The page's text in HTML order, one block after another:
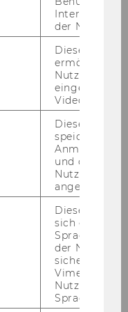
eine
4 Jah­ren vor­
als Er­satz­
sind, kön­nen
4 Jahre feh­len­
dass die Wie­der­
be­reits eine Stel­
wis­sen­
hat­ten, aus recht­
Sozial-​ und Wirt­
der
der Nutzer*in
Dieses Cookie
ermöglicht
Nutzung des
Video Players
Dieses Cookie
speichert
und ob sich
Nutzer*in
angemeldet
Dieses
sich die
der
Vimeo in der
Nutzer
Sprache